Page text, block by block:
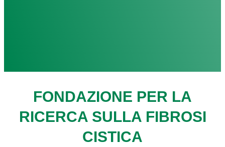
FONDAZIONE PER LA
RICERCA SULLA FIBROSI
CISTICA